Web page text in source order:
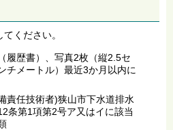
ください。
履歴書）、写真2枚（縦2.5セ
チメートル）最近3か月以内に
責任技術者)狭山市下水道排水
条第1項第2号ア又はイに該当